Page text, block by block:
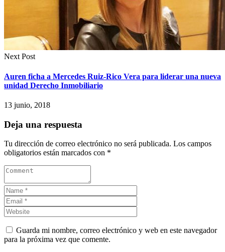
Next Post
Auren ficha a Mercedes Ruiz-Rico Vera para liderar una nueva
unidad Derecho Inmobiliario
13 junio, 2018
Deja una respuesta
Tu dirección de correo electrónico no será publicada. Los campos
obligatorios están marcados con *
Guarda mi nombre, correo electrónico y web en este navegador
para la próxima vez que comente.